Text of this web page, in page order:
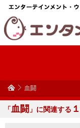
血闘
「血闘 」に関連する １